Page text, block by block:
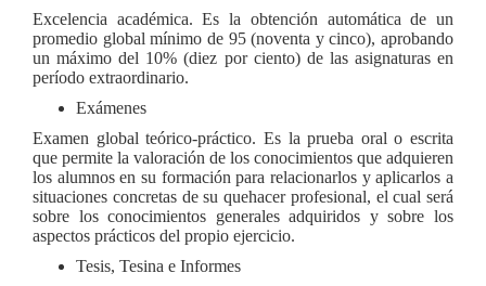
Excelencia académica. Es la obtención automática de un
promedio global mínimo de 95 (noventa y cinco), aprobando
un máximo del 10% (diez por ciento) de las asignaturas en
período extraordinario.
Exámenes
Examen global teórico-práctico. Es la prueba oral o escrita
que permite la valoración de los conocimientos que adquieren
los alumnos en su formación para relacionarlos y aplicarlos a
situaciones concretas de su quehacer profesional, el cual será
sobre los conocimientos generales adquiridos y sobre los
aspectos prácticos del propio ejercicio.
Tesis, Tesina e Informes